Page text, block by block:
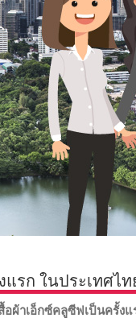
รก ในประเทศไ
อผ้าเอ็กซ์คลูซีฟเป็นครั้งแ